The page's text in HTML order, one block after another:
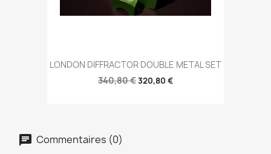
LONDON DIFFRACTOR DOUBLE METAL SET
340,80 €320,80 €
Commentaires (0)